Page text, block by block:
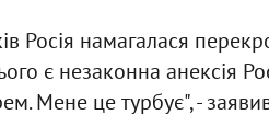
Росія намагалася
є незаконна анексія
Мене це турбує", -